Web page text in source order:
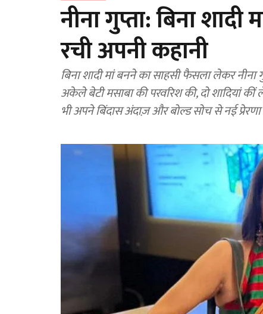
नीना गुप्ता: बिना
रची अपनी कहानी
बिना शादी मां बनने का साहसी फैसला लेकर
अकेले बेटी मसाबा की परवरिश की, दो शादियां
भी अपने बिंदास अंदाज़ और बोल्ड सोच से नई प्रेरणा